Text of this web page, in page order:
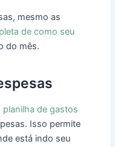
mesmo as
de como seu
do mês.
planilha de gastos
Isso permite
está indo seu